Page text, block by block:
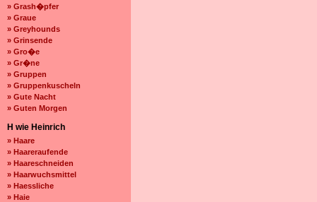
» Grash�pfer
» Graue
» Greyhounds
» Grinsende
» Gro�e
» Gr�ne
» Gruppen
» Gruppenkuscheln
» Gute Nacht
» Guten Morgen
H wie Heinrich
» Haare
» Haareraufende
» Haareschneiden
» Haarwuchsmittel
» Haessliche
» Haie